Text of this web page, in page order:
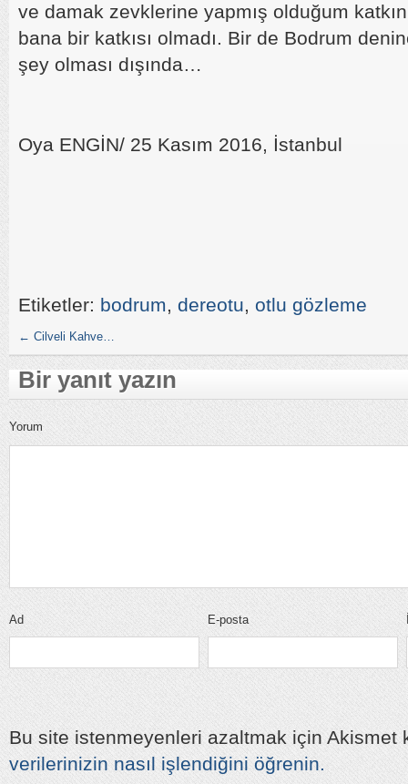
ve damak zevklerine yapmış olduğum
bana bir katkısı olmadı. Bir de Bodrum
şey olması dışında…
Oya ENGİN/ 25 Kasım 2016, İstanbul
Etiketler: bodrum, dereotu, otlu gözleme
← Cilveli Kahve…
Bir yanıt yazın
Yorum
Ad E-posta
Bu site istenmeyenleri azaltmak için Akismet
verilerinizin nasıl işlendiğini öğrenin.